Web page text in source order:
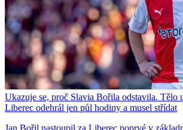
Ukazuje se, proč Slavia Bořila odstavila. Tělo
Liberec odehrál jen půl hodiny a musel střídat
Jan Bořil nastoupil za Liberec poprvé v